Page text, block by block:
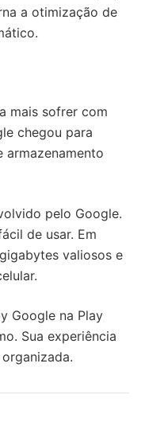
a otimização de
mais sofrer com
chegou para
armazenamento
pelo Google.
de usar. Em
valiosos e
Google na Play
Sua experiência